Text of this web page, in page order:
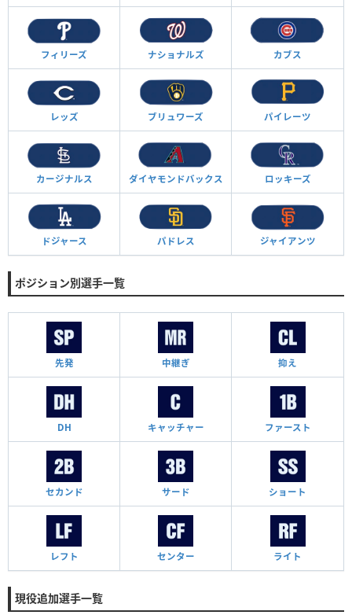
フィリーズ ナショナルズ カブス
レッズ ブリュワーズ パイレーツ
カージナルス ダイヤモンドバックス ロッキーズ
ドジャース パドレス ジャイアンツ
ポジション別選手一覧
先発 中継ぎ 抑え
DH キャッチャー ファースト
セカンド サード ショート
レフト センター ライト
現役追加選手一覧